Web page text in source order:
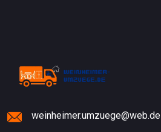
weinheimer.umzuege@web.de